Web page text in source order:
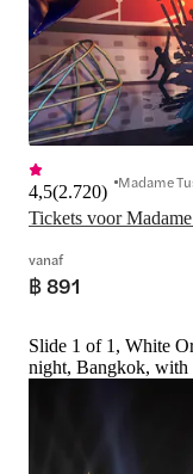
Tickets voor
4,5(2.720) Madame
vanaf
฿ 891
Slide 1 of 1, White
night, Bangkok, with